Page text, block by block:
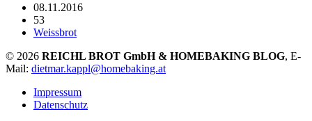
08.11.2016
53
Weissbrot
© 2026 REICHL BROT GmbH & HOMEBAKING BLOG, E-
Mail: dietmar.kappl@homebaking.at
Impressum
Datenschutz